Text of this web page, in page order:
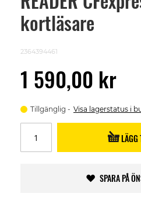
kortläsare
2364394461
1 590,00 kr
Tillgänglig Visa lagerstatus i
LÄGG
SPARA PÅ
images